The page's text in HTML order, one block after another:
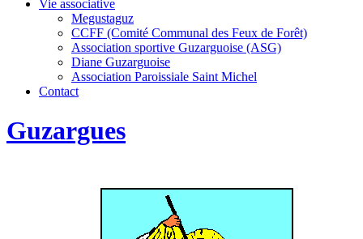
Vie associative
Megustaguz
CCFF (Comité Communal des Feux de Forêt)
Association sportive Guzarguoise (ASG)
Diane Guzarguoise
Association Paroissiale Saint Michel
Contact
Guzargues